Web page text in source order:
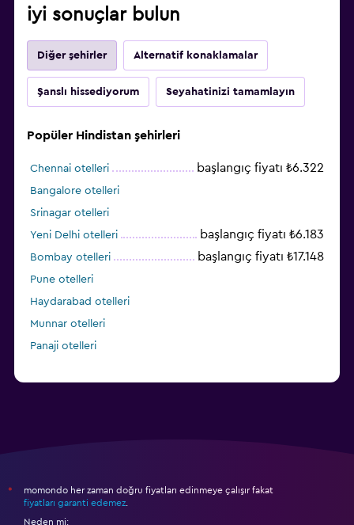
iyi sonuçlar bulun
Diğer şehirler Alternatif konaklamalar
Şanslı hissediyorum Seyahatinizi tamamlayın
Popüler Hindistan şehirleri
Chennai otelleri başlangıç fiyatı ₺6.322
Bangalore otelleri
Srinagar otelleri
Yeni Delhi otelleri
başlangıç fiyatı ₺6.183
Bombay otelleri başlangıç fiyatı ₺17.148
Pune otelleri
Haydarabad otelleri
Munnar otelleri
Panaji otelleri
*
momondo her zaman doğru fiyatları edinmeye çalışır fakat
fiyatları garanti edemez
Neden mi: